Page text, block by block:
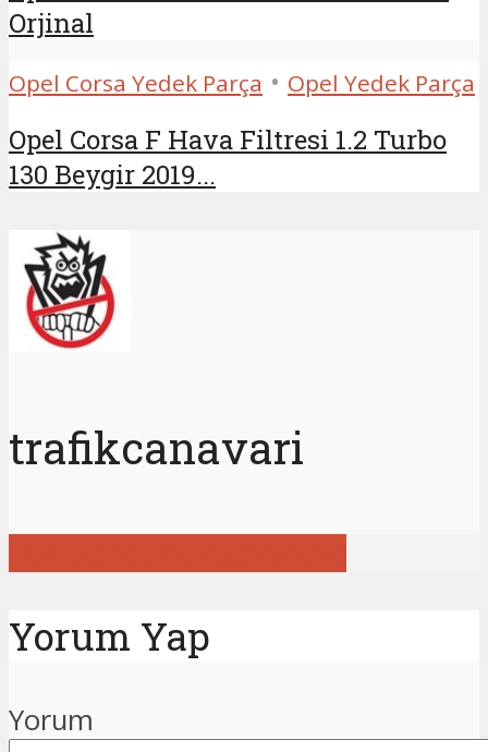
Orjinal
Opel Corsa Yedek Parça • Opel Yedek Parça
Opel Corsa F Hava Filtresi 1.2 Turbo
130 Beygir 2019...
trafikcanavari
Yorum Yap
Yorum